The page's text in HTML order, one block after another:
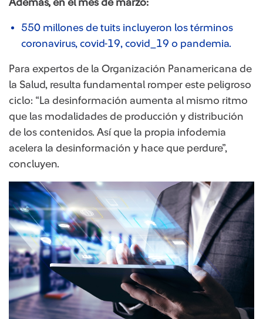
Además, en el mes de marzo:
550 millones de tuits ​incluyeron los términos
coronavirus, covid-19, covid_19 o pandemia.
Para expertos de la Organización Panamericana de
la Salud, resulta fundamental romper este peligroso
ciclo: “La desinformación aumenta al mismo ritmo
que las modalidades de producción y distribución
de los contenidos. Así que la propia infodemia
acelera la desinformación y hace que perdure”,
concluyen.